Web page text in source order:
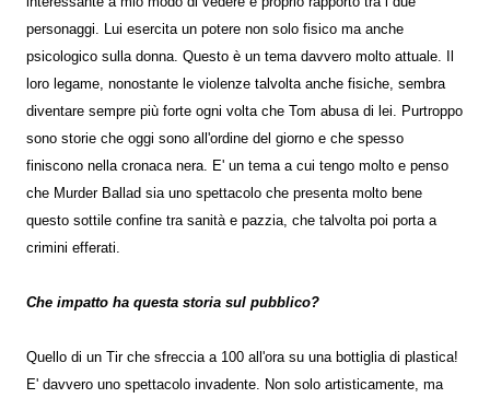
personaggi. Lui esercita un potere non solo fisico ma anche
psicologico sulla donna. Questo è un tema davvero molto attuale. Il
loro legame, nonostante le violenze talvolta anche fisiche, sembra
diventare sempre più forte ogni volta che Tom abusa di lei. Purtroppo
sono storie che oggi sono all'ordine del giorno e che spesso
finiscono nella cronaca nera. E' un tema a cui tengo molto e penso
che Murder Ballad sia uno spettacolo che presenta molto bene
questo sottile confine tra sanità e pazzia, che talvolta poi porta a
crimini efferati.
Che impatto ha questa storia sul pubblico?
Quello di un Tir che sfreccia a 100 all'ora su una bottiglia di plastica!
E' davvero uno spettacolo invadente. Non solo artisticamente, ma